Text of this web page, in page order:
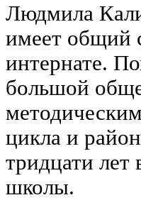
Людмила
имеет общий
интернате.
большой
цикла и
тридцати лет
школы.